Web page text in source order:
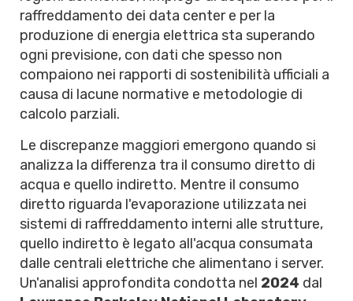
raffreddamento dei data center e per la
produzione di energia elettrica sta superando
ogni previsione, con dati che spesso non
compaiono nei rapporti di sostenibilità ufficiali a
causa di lacune normative e metodologie di
calcolo parziali.
Le discrepanze maggiori emergono quando si
analizza la differenza tra il consumo diretto di
acqua e quello indiretto. Mentre il consumo
diretto riguarda l'evaporazione utilizzata nei
sistemi di raffreddamento interni alle strutture,
quello indiretto è legato all'acqua consumata
dalle centrali elettriche che alimentano i server.
Un'analisi approfondita condotta nel 2024 dal